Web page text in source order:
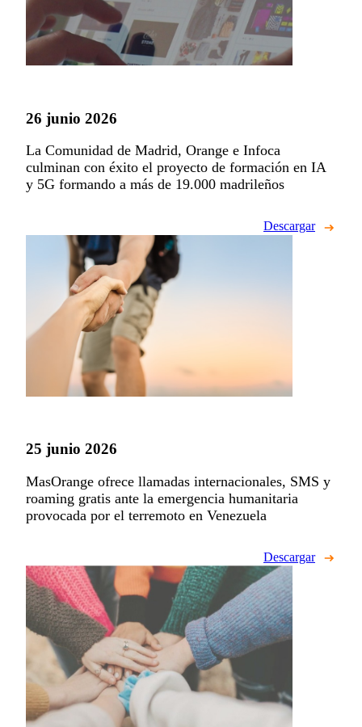
26 junio 2026
La Comunidad de Madrid, Orange e Infoca
culminan con éxito el proyecto de formación en IA
y 5G formando a más de 19.000 madrileños
Descargar
25 junio 2026
MasOrange ofrece llamadas internacionales, SMS y
roaming gratis ante la emergencia humanitaria
provocada por el terremoto en Venezuela
Descargar